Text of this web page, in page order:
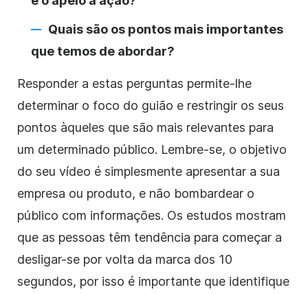
Quais são os pontos mais importantes
que temos de abordar?
Responder a estas perguntas permite-lhe
determinar o foco do guião e restringir os seus
pontos àqueles que são mais relevantes para
um determinado público. Lembre-se, o objetivo
do seu vídeo é simplesmente apresentar a sua
empresa ou produto, e não bombardear o
público com informações. Os estudos mostram
que as pessoas têm tendência para começar a
desligar-se por volta da marca dos 10
segundos, por isso é importante que identifique